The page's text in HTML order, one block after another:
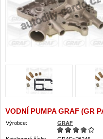
VODNÍ PUMPA GRAF (GR
Výrobce: GRAF